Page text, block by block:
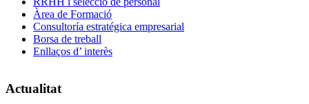
Àrea de Formació
Consultoría estratégica empresarial
Borsa de treball
Enllaços d’ interès
Actualitat